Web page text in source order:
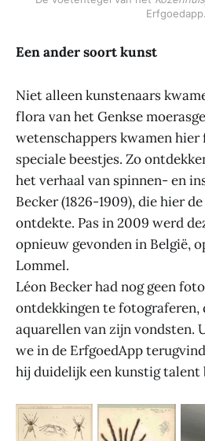
Erfgoedapp.
Een ander soort kunst
Niet alleen kunstenaars
flora van het Genkse
wetenschappers kwamen hier
speciale beestjes. Zo
het verhaal van spinnen- en
Becker (1826-1909), die hier de
ontdekte. Pas in 2009 werd
opnieuw gevonden in België,
Lommel.
Léon Becker had nog geen
ontdekkingen te fotograferen,
aquarellen van zijn vondsten.
we in de ErfgoedApp
hij duidelijk een kunstig talent